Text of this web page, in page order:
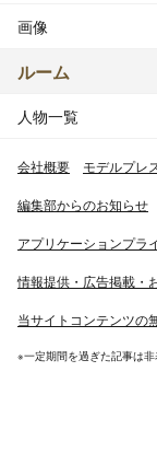
画像
ルーム
人物一覧
会社概要 モデルプレ
編集部からのお知らせ
アプリケーションプラ
情報提供・広告掲載・
当サイトコンテンツの
※一定期間を過ぎた記事は